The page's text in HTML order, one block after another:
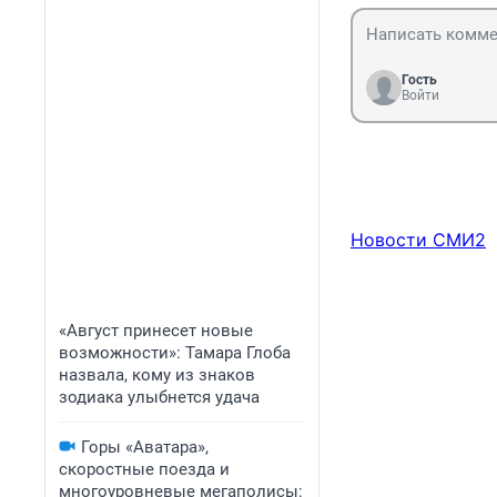
«Август принесет новые
возможности»: Тамара Глоба
назвала, кому из знаков
зодиака улыбнется удача
Горы «Аватара»,
скоростные поезда и
многоуровневые мегаполисы:
Гость
Войти
Новости СМИ2